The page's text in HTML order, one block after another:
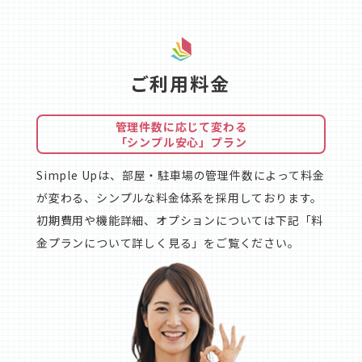
ご利用料金
管理件数に応じて変わる
「シンプル安心」プラン
Simple Upは、部屋・駐車場の管理件数によって料金
が変わる、シンプルな料金体系を採用しております。
初期費用や機能詳細、オプションについては下記「料
金プランについて詳しく見る」をご覧ください。